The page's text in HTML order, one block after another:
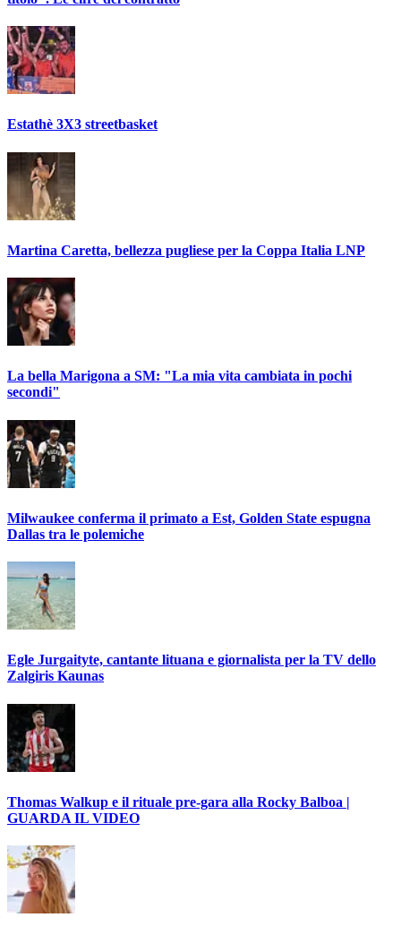
Estathè 3X3 streetbasket
Martina Caretta, bellezza pugliese per la Coppa Italia LNP
La bella Marigona a SM: "La mia vita cambiata in pochi
secondi"
Milwaukee conferma il primato a Est, Golden State espugna
Dallas tra le polemiche
Egle Jurgaityte, cantante lituana e giornalista per la TV dello
Zalgiris Kaunas
Thomas Walkup e il rituale pre-gara alla Rocky Balboa |
GUARDA IL VIDEO